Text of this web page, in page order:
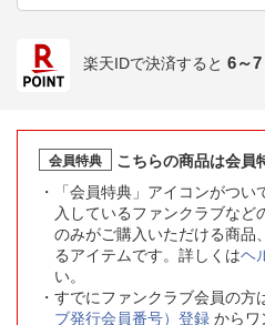
楽天IDで決済すると 6～7
会員特典
こちらの商品は会員
「会員特典」アイコンがつ
入しているファンクラブな
のみがご購入いただける商品
るアイテムです。詳しくはヘ
い。
すでにファンクラブ会員の方
ブ発行会員番号）登録 からワ